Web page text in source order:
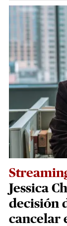
Jessica
decisión
cancelar